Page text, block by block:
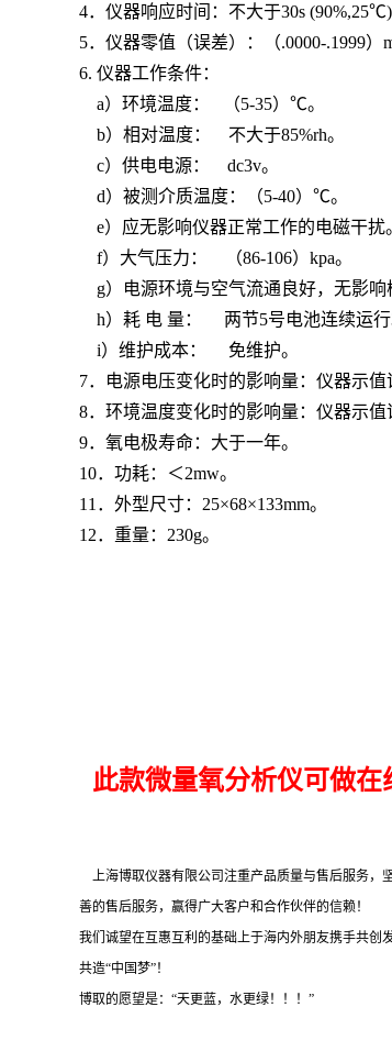
4．仪器响应时间：不大于30s (90%,25℃)
5．仪器零值（误差）：（.0000-.1999
6. 仪器工作条件：
a）环境温度： （5-35）℃。
b）相对温度： 不大于85%rh。
c）供电电源： dc3v。
d）被测介质温度：（5-40）℃。
e）应无影响仪器正常工作的电磁干扰
f）大气压力： （86-106）kpa。
g）电源环境与空气流通良好，无影响
h）耗 电 量： 两节5号电池连续运行
i）维护成本： 免维护。
7．电源电压变化时的影响量：仪器示值
8．环境温度变化时的影响量：仪器示值
9．氧电极寿命：大于一年。
10．功耗：＜2mw。
11．外型尺寸：25×68×133mm。
12．重量：230g。
此款微量氧分析仪可做
上海博取仪器有限公司注重产品质量与售后服务，
善的售后服务，赢得广大客户和合作伙伴的信赖！
我们诚望在互惠互利的基础上于海内外朋友携手共创
共造“中国梦”！
博取的愿望是：“天更蓝，水更绿！！！”